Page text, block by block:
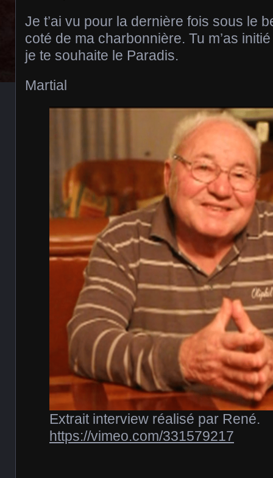
Je t’ai vu pour la dernière fois sous le
coté de ma charbonnière. Tu m’as
je te souhaite le Paradis.
Martial
Extrait interview réalisé par René.
https://vimeo.com/331579217